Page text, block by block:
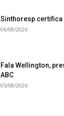
Sinthoresp
06/08/2026
Fala Wellington,
ABC
05/08/2026